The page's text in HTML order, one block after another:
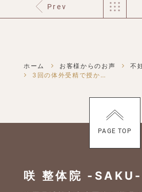
Prev
ホーム お客様からのお声
不
3回の体外受精で授からず…子宝整体で体質改善し、4回目で妊娠できました
PAGE TOP
咲 整体院 -SAKU-